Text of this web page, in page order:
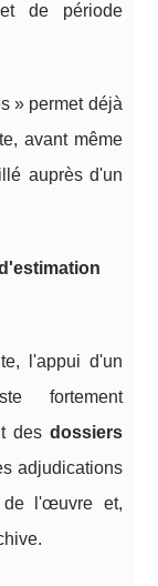
de période
» permet déjà
avant même
auprès d'un
l'appui d'un
fortement
des dossiers
adjudications
de l'œuvre et,